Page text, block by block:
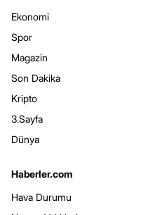
Ekonomi
Spor
Magazin
Son Dakika
Kripto
3.Sayfa
Dünya
Haberler.com
Hava Durumu